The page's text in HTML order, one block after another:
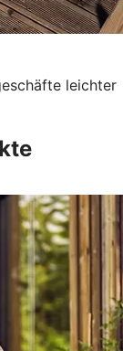
leichter